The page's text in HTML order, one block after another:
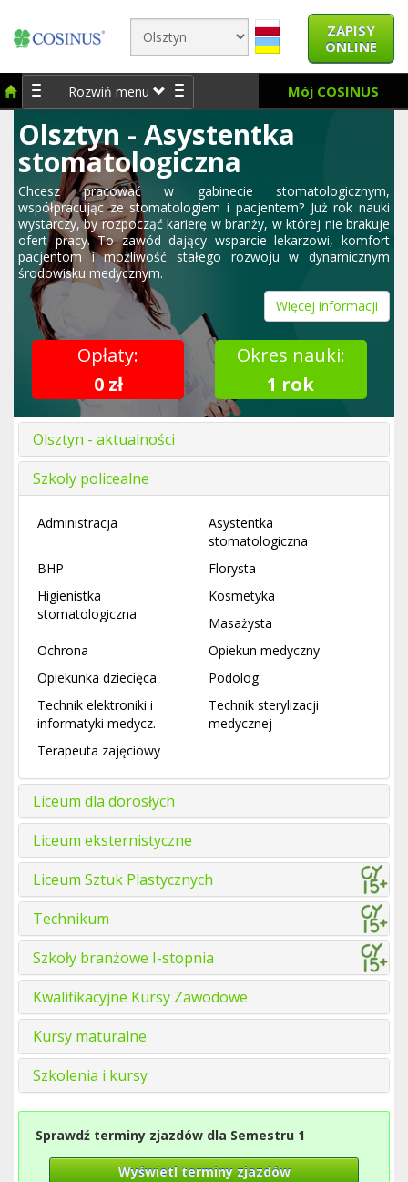
ZAPISY
ONLINE
Rozwiń menu Mój COSINUS
Olsztyn - Asystentka
stomatologiczna
Chcesz pracować w gabinecie stomatologicznym,
współpracując ze stomatologiem i pacjentem? Już rok nauki
wystarczy, by rozpocząć karierę w branży, w której nie brakuje
ofert pracy. To zawód dający wsparcie lekarzowi, komfort
pacjentom i możliwość stałego rozwoju w dynamicznym
środowisku medycznym.
Więcej informacji
Opłaty:
0 zł
Okres nauki:
1 rok
Olsztyn - aktualności
Szkoły policealne
Administracja
Asystentka
stomatologiczna
BHP
Florysta
Higienistka
stomatologiczna
Kosmetyka
Masażysta
Ochrona
Opiekun medyczny
Opiekunka dziecięca
Podolog
Technik elektroniki i
informatyki medycz.
Technik sterylizacji
medycznej
Terapeuta zajęciowy
Liceum dla dorosłych
Liceum eksternistyczne
Liceum Sztuk Plastycznych
Technikum
Szkoły branżowe I-stopnia
Kwalifikacyjne Kursy Zawodowe
Kursy maturalne
Szkolenia i kursy
Sprawdź terminy zjazdów dla Semestru 1
Wyświetl terminy zjazdów